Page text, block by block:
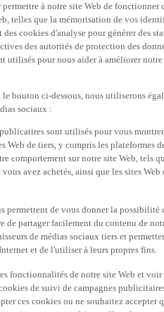
à notre site Web de fonctionner
telles que la mémorisation de vos
cookies d'analyse pour générer des
des autorités de protection des
utilisés pour nous aider à améliorer
bouton ci-dessous, nous utiliserons
sociaux :
sont utilisés pour vous
Web de tiers, y compris les plateformes
comportement sur notre site Web, tels
avez achetés, ainsi que les sites
permettent de vous donner la possibilité
de partager facilement du contenu de
de médias sociaux tiers et
et de l'utiliser à leurs propres fins.
fonctionnalités de notre site Web et
de suivi de campagnes
ces cookies ou ne souhaitez accepter